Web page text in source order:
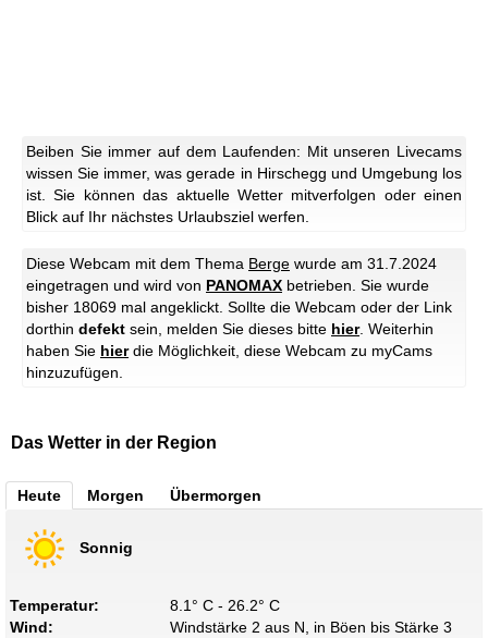
Beiben Sie immer auf dem Laufenden: Mit unseren Livecams
wissen Sie immer, was gerade in Hirschegg und Umgebung los
ist. Sie können das aktuelle Wetter mitverfolgen oder einen
Blick auf Ihr nächstes Urlaubsziel werfen.
Diese Webcam mit dem Thema Berge wurde am 31.7.2024
eingetragen und wird von PANOMAX betrieben. Sie wurde
bisher 18069 mal angeklickt. Sollte die Webcam oder der Link
dorthin defekt sein, melden Sie dieses bitte hier. Weiterhin
haben Sie hierdie Möglichkeit, diese Webcam zu myCams
hinzuzufügen.
Das Wetter in der Region
Heute Morgen Übermorgen
Sonnig
Temperatur:
8.1° C - 26.2° C
Wind:
Windstärke 2 aus N, in Böen bis Stärke 3